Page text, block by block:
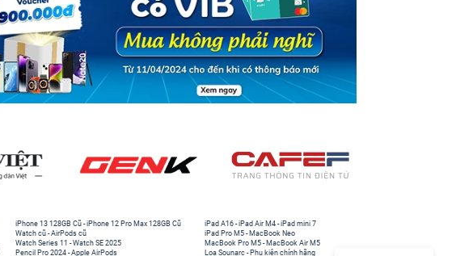
iPhone 13 128GB Cũ -iPhone 12 Pro Max 128GB Cũ
Watch cũ -AirPods cũ
Watch Series 11 -Watch SE 2025
Pencil Pro 2024 -Apple AirPods
iPad A16 -iPad Air M4 -iPad mini 7
iPad Pro M5 - MacBook Neo
MacBook Pro M5 - MacBook Air M5
Loa Sounarc - Phụ kiện chính hãng